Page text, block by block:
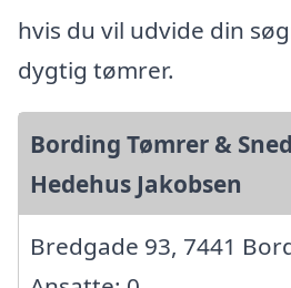
hvis du vil udvide din
dygtig tømrer.
Bording Tømrer &
Hedehus Jakobsen
Bredgade 93, 7441